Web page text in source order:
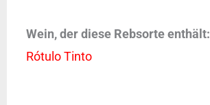
Wein, der diese Rebsorte enthält:
Rótulo Tinto